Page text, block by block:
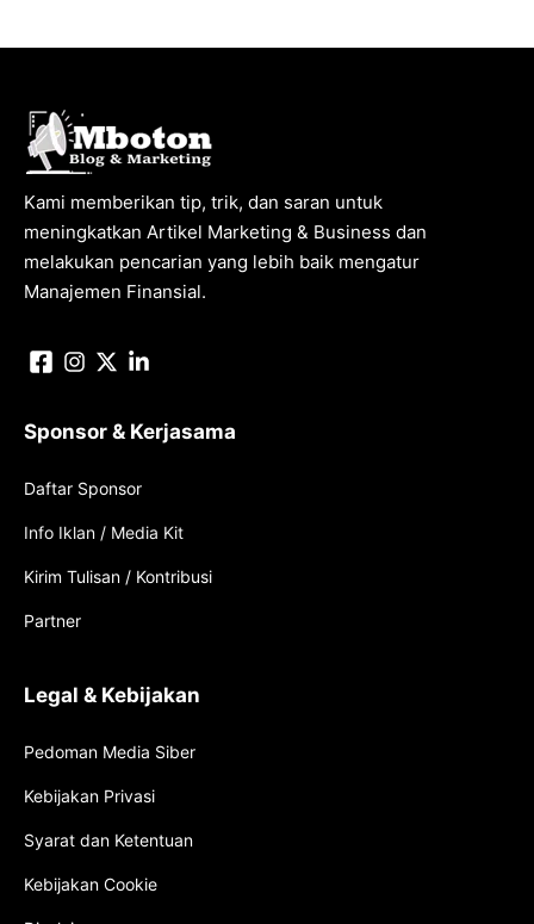
Kami memberikan tip, trik, dan saran untuk
meningkatkan Artikel Marketing & Business dan
melakukan pencarian yang lebih baik mengatur
Manajemen Finansial.
Sponsor & Kerjasama
Daftar Sponsor
Info Iklan / Media Kit
Kirim Tulisan / Kontribusi
Partner
Legal & Kebijakan
Pedoman Media Siber
Kebijakan Privasi
Syarat dan Ketentuan
Kebijakan Cookie